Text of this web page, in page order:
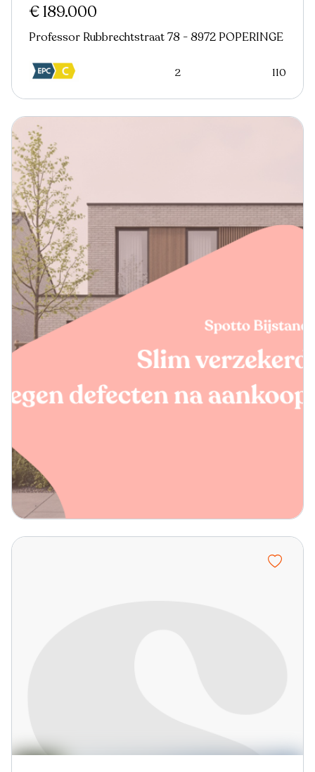
€ 189.000
Professor Rubbrechtstraat 78 - 8972 POPERINGE
2 110